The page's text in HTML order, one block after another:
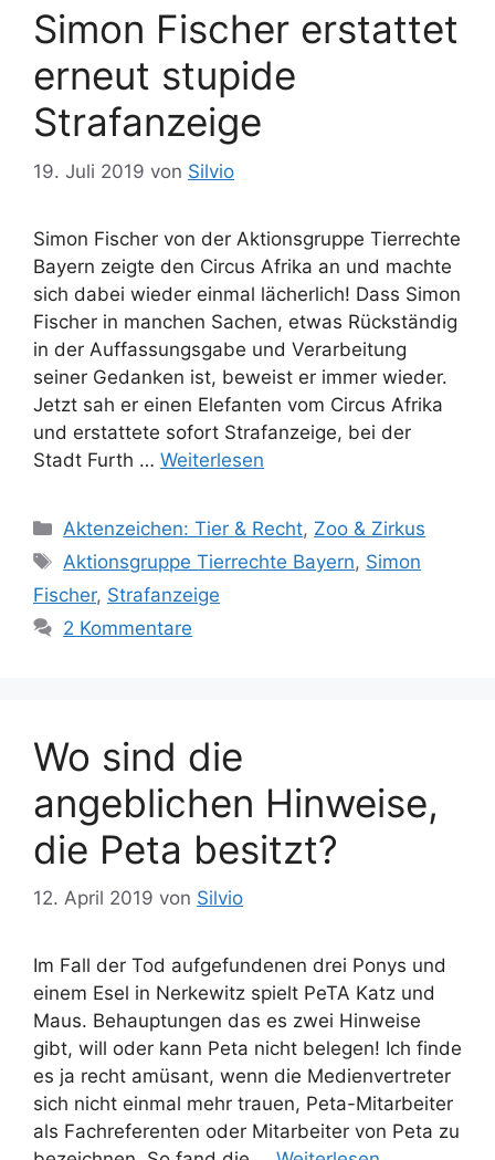
i
n
w
t
e
Simon Fischer erstattet
erneut stupide
Strafanzeige
19. Juli 2019 von Silvio
Simon Fischer von der Aktionsgruppe Tierrechte
Bayern zeigte den Circus Afrika an und machte
sich dabei wieder einmal lächerlich! Dass Simon
Fischer in manchen Sachen, etwas Rückständig
in der Auffassungsgabe und Verarbeitung
seiner Gedanken ist, beweist er immer wieder.
Jetzt sah er einen Elefanten vom Circus Afrika
und erstattete sofort Strafanzeige, bei der
Stadt Furth … Weiterlesen
K
a
e
g
e
n
Aktenzeichen: Tier & Recht, Zoo & Zirkus
S
c
l
ö
t
e
r
Aktionsgruppe Tierrechte Bayern, Simon
Fischer, Strafanzeige
2 Kommentare
Wo sind die
angeblichen Hinweise,
die Peta besitzt?
12. April 2019 von Silvio
Im Fall der Tod aufgefundenen drei Ponys und
einem Esel in Nerkewitz spielt PeTA Katz und
Maus. Behauptungen das es zwei Hinweise
gibt, will oder kann Peta nicht belegen! Ich finde
es ja recht amüsant, wenn die Medienvertreter
sich nicht einmal mehr trauen, Peta-Mitarbeiter
als Fachreferenten oder Mitarbeiter von Peta zu